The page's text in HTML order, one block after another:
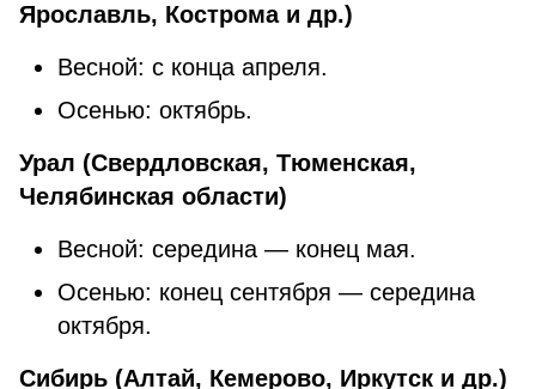
Ярославль, Кострома и др.)
Весной: с конца апреля.
Осенью: октябрь.
Урал (Свердловская, Тюменская,
Челябинская области)
Весной: середина — конец мая.
Осенью: конец сентября — середина
октября.
Сибирь (Алтай, Кемерово, Иркутск и др.)